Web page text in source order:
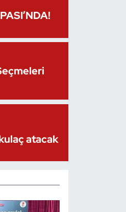
atacak